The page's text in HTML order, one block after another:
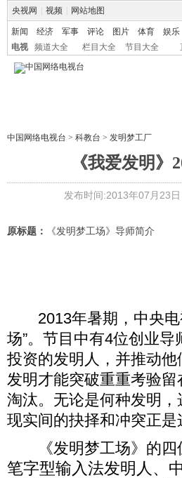
央视网 视频 网站地图
新闻 经济 军事 评论 图片 体育 娱乐
电视
频道大全 栏目大全 节目大全
中国网络电视台 > 科教台 > 发明梦工厂
《我爱发明
发布时间:2013年07月23
原标题： 《发明梦工场》导师简介
2013年暑期，中央电
场”。节目中有4位创业
投资的发明人，并推动
发明才能突破重重考验
淘汰。无论是何种发明
现实间的抉择和冲突正
《发明梦工场》的四
笔字型输入法发明人、